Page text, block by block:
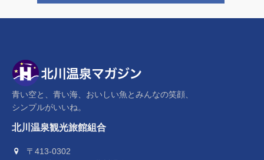
青い空と、青い海、おいしい魚とみんなの笑顔、
シンプルがいいね。
北川温泉観光旅館組合
〒413-0302